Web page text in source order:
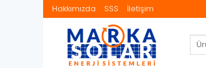
İçeriğe
atla
Hakkımızda SSS İletişim
Ara: